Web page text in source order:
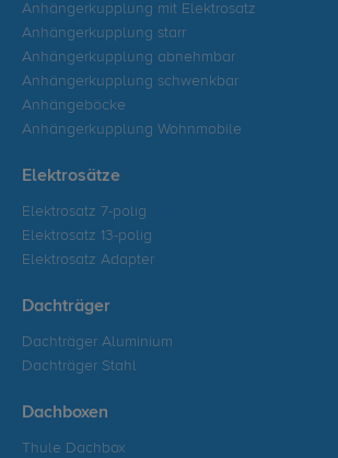
Anhängerkupplung mit Elektrosatz
Anhängerkupplung starr
Anhängerkupplung abnehmbar
Anhängerkupplung schwenkbar
Anhängeböcke
Anhängerkupplung Wohnmobile
Elektrosätze
Elektrosatz 7-polig
Elektrosatz 13-polig
Elektrosatz Adapter
Dachträger
Dachträger Aluminium
Dachträger Stahl
Dachboxen
Thule Dachbox